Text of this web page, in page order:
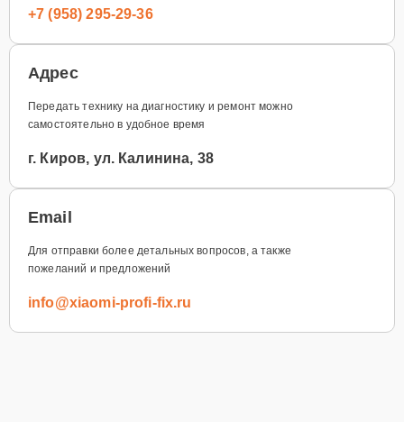
+7 (958) 295-29-36
Адрес
Передать технику на диагностику и ремонт можно
самостоятельно в удобное время
г. Киров, ул. Калинина, 38
Email
Для отправки более детальных вопросов, а также
пожеланий и предложений
info@xiaomi-profi-fix.ru